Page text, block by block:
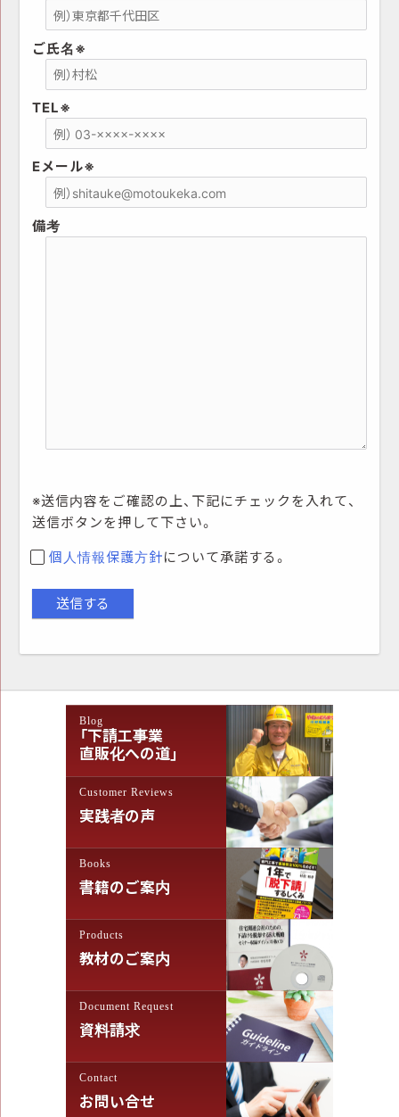
ご氏名※
TEL※
Eメール※
備考
※送信内容をご確認の上、下記にチェックを入れて、
送信ボタンを押して下さい。
個人情報保護方針について承諾する。
Blog
「下請工事業
直販化への道」
Customer Reviews
実践者の声
Books
書籍のご案内
Products
教材のご案内
Document Request
資料請求
Contact
お問い合せ